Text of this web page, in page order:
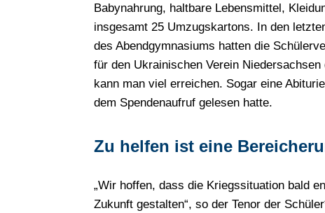
Babynahrung, haltbare Lebensmittel,
insgesamt 25 Umzugskartons. In den
des Abendgymnasiums hatten die
für den Ukrainischen Verein
kann man viel erreichen. Sogar eine
dem Spendenaufruf gelesen hatte.
Zu helfen ist eine
„Wir hoffen, dass die Kriegssituation bald
Zukunft gestalten“, so der Tenor der